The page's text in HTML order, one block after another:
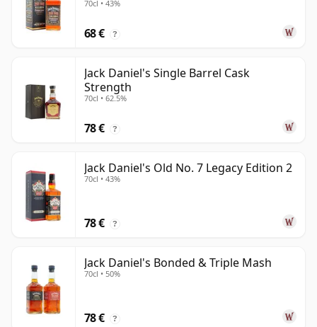
70cl • 43%
68 € ?
Jack Daniel's Single Barrel Cask
Strength
70cl • 62.5%
78 € ?
Jack Daniel's Old No. 7 Legacy Edition 2
70cl • 43%
78 € ?
Jack Daniel's Bonded & Triple Mash
70cl • 50%
78 € ?